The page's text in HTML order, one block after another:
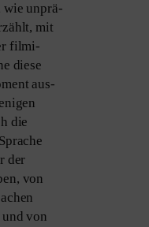
wie unprä­
mit
fil­mi­
die­se
aus­
die
der
von
von